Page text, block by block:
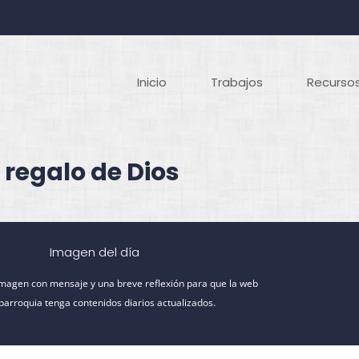
de Dios
Inicio Trabajos
Imagen del día
con mensaje y una breve reflexión para que la web
tenga contenidos diarios actualizados.